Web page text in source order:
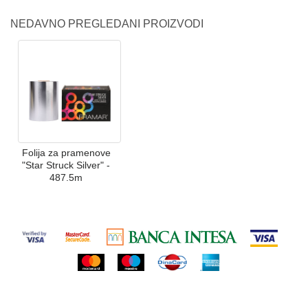
NEDAVNO PREGLEDANI PROIZVODI
Folija za pramenove
"Star Struck Silver" -
487.5m